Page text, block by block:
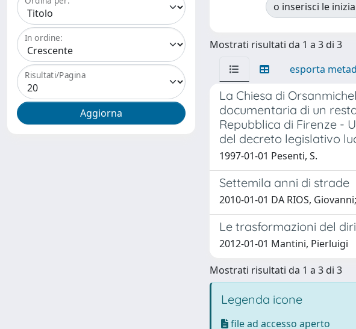
In ordine:
Risultati/Pagina
o inserisci le
Mostrati risultati da 1 a 3 di 3
esporta
La Chiesa di
documentaria di un
Repubblica di Firenze -
del decreto legislativo
1997-01-01 Pesenti, S.
Settemila anni di strade
2010-01-01 DA RIOS,
Le trasformazioni del
2012-01-01 Mantini, Pierluigi
Mostrati risultati da 1 a 3 di 3
Legenda icone
file ad accesso aperto